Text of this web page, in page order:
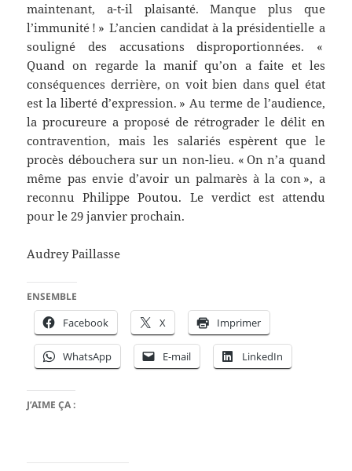
maintenant, a-t-il plaisanté. Manque plus que
l’immunité ! » L’ancien candidat à la présidentielle a
souligné des accusations disproportionnées. «
Quand on regarde la manif qu’on a faite et les
conséquences derrière, on voit bien dans quel état
est la liberté d’expression. » Au terme de l’audience,
la procureure a proposé de rétrograder le délit en
contravention, mais les salariés espèrent que le
procès débouchera sur un non-lieu. « On n’a quand
même pas envie d’avoir un palmarès à la con », a
reconnu Philippe Poutou. Le verdict est attendu
pour le 29 janvier prochain.
Audrey Paillasse
ENSEMBLE
Facebook X Imprimer
WhatsApp E-mail LinkedIn
J’AIME ÇA :